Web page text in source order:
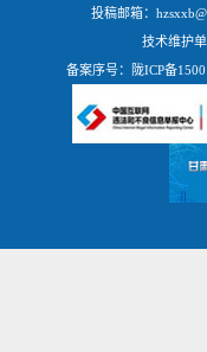
投稿邮箱：
技术维护
备案序号：
陇ICP备